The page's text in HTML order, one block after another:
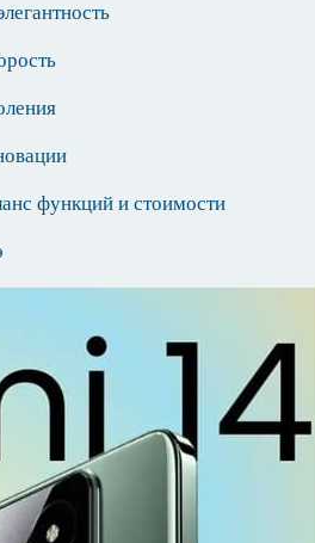
функций и стоимости